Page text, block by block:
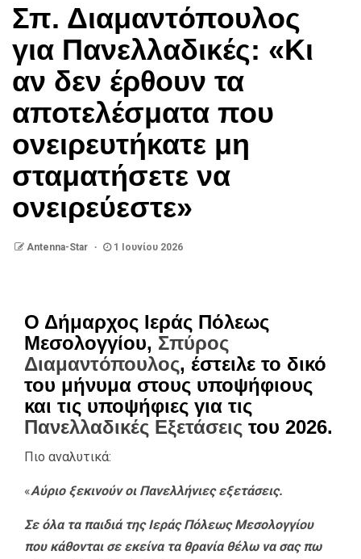
Σπ. Διαμαντόπουλος
για Πανελλαδικές: «Κι
αν δεν έρθουν τα
αποτελέσματα που
ονειρευτήκατε μη
σταματήσετε να
ονειρεύεστε»
Antenna-Star 1 Ιουνίου 2026
Ο Δήμαρχος Ιεράς Πόλεως
Μεσολογγίου, Σπύρος
Διαμαντόπουλος, έστειλε το δικό
του μήνυμα στους υποψήφιους
και τις υποψήφιες για τις
Πανελλαδικές Εξετάσεις του 2026.
Πιο αναλυτικά:
«Αύριο ξεκινούν οι Πανελλήνιες εξετάσεις.
Σε όλα τα παιδιά της Ιεράς Πόλεως Μεσολογγίου
που κάθονται σε εκείνα τα θρανία θέλω να σας πω